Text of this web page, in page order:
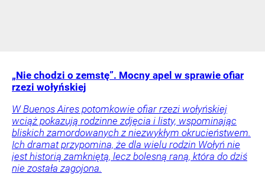
„Nie chodzi o zemstę”. Mocny apel w sprawie ofiar
rzezi wołyńskiej
W Buenos Aires potomkowie ofiar rzezi wołyńskiej
wciąż pokazują rodzinne zdjęcia i listy, wspominając
bliskich zamordowanych z niezwykłym okrucieństwem.
Ich dramat przypomina, że dla wielu rodzin Wołyń nie
jest historią zamkniętą, lecz bolesną raną, która do dziś
nie została zagojona.